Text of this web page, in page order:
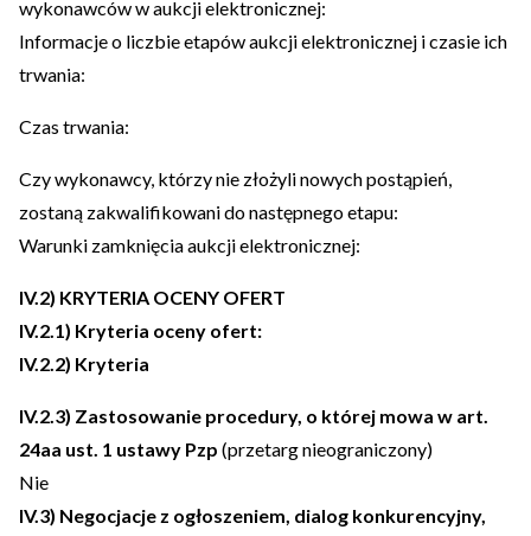
wykonawców w aukcji elektronicznej:
Informacje o liczbie etapów aukcji elektronicznej i czasie ich
trwania:
Czas trwania:
Czy wykonawcy, którzy nie złożyli nowych postąpień,
zostaną zakwalifikowani do następnego etapu:
Warunki zamknięcia aukcji elektronicznej:
IV.2) KRYTERIA OCENY OFERT
IV.2.1) Kryteria oceny ofert:
IV.2.2) Kryteria
IV.2.3) Zastosowanie procedury, o której mowa w art.
24aa ust. 1 ustawy Pzp (przetarg nieograniczony)
Nie
IV.3) Negocjacje z ogłoszeniem, dialog konkurencyjny,